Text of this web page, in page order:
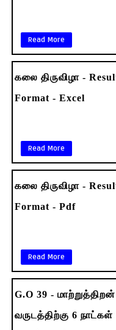
Read More
கலை திருவிழா -
Format - Excel
Read More
கலை திருவிழா -
Format - Pdf
Read More
G.O 39 -
வருடத்திற்கு 6